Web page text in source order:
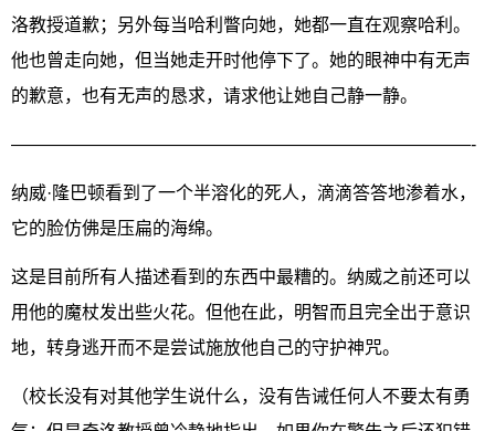
洛教授道歉；另外每当哈利瞥向她，她都一直在观察哈利。
他也曾走向她，但当她走开时他停下了。她的眼神中有无声
的歉意，也有无声的恳求，请求他让她自己静一静。
——————————————————————————-
纳威·隆巴顿看到了一个半溶化的死人，滴滴答答地渗着水，
它的脸仿佛是压扁的海绵。
这是目前所有人描述看到的东西中最糟的。纳威之前还可以
用他的魔杖发出些火花。但他在此，明智而且完全出于意识
地，转身逃开而不是尝试施放他自己的守护神咒。
（校长没有对其他学生说什么，没有告诫任何人不要太有勇